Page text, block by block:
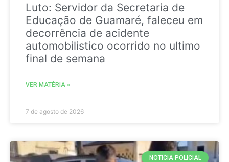
Luto: Servidor da Secretaria de
Educação de Guamaré, faleceu em
decorrência de acidente
automobilistico ocorrido no ultimo
final de semana
VER MATÉRIA »
7 de agosto de 2026
NOTICIA POLICIAL